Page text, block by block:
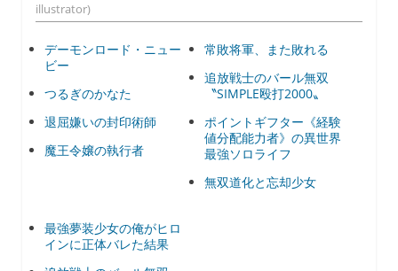
illustrator)
デーモンロード・ニュー
ビー
つるぎのかなた
退屈嫌いの封印術師
魔王令嬢の執行者
常敗将軍、また敗れる
追放戦士のバール無双
〝SIMPLE殴打2000〟
ポイントギフター《経験
値分配能力者》の異世界
最強ソロライフ
無双道化と忘却少女
最強夢装少女の俺がヒロ
インに正体バレた結果